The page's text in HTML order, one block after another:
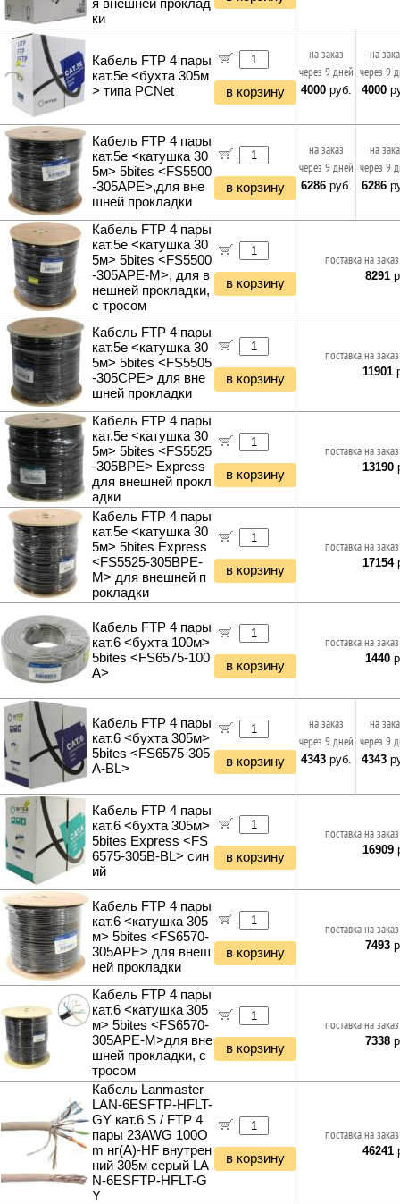
я внешней проклад
ки
Кабель FTP 4 пары
кат.5e <бухта 305м
> типа PCNet
в корзину
на заказ
через 9 дней
4000руб.
на
через 9
4000
Кабель FTP 4 пары
кат.5e <катушка 30
5м> 5bites <FS5500
-305APE>,для вне
шней прокладки
в корзину
на заказ
через 9 дней
6286руб.
на
через 9
6286
Кабель FTP 4 пары
кат.5e <катушка 30
5м> 5bites <FS5500
-305APE-M>, для в
нешней прокладки,
с тросом
в корзину
поставка на
8291
Кабель FTP 4 пары
кат.5e <катушка 30
5м> 5bites <FS5505
-305CPE> для вне
шней прокладки
в корзину
поставка на
11901
Кабель FTP 4 пары
кат.5e <катушка 30
5м> 5bites <FS5525
-305BPE> Express
для внешней прокл
адки
в корзину
поставка на
13190
Кабель FTP 4 пары
кат.5e <катушка 30
5м> 5bites Express
<FS5525-305BPE-
M> для внешней п
рокладки
в корзину
поставка на
17154
Кабель FTP 4 пары
кат.6 <бухта 100м>
5bites <FS6575-100
A>
в корзину
поставка на
1440
Кабель FTP 4 пары
кат.6 <бухта 305м>
5bites <FS6575-305
A-BL>
в корзину
на заказ
через 9 дней
4343руб.
на
через 9
4343
Кабель FTP 4 пары
кат.6 <бухта 305м>
5bites Express <FS
6575-305B-BL> син
ий
в корзину
поставка на
16909
Кабель FTP 4 пары
кат.6 <катушка 305
м> 5bites <FS6570-
305APE> для внеш
ней прокладки
в корзину
поставка на
7493
Кабель FTP 4 пары
кат.6 <катушка 305
м> 5bites <FS6570-
305APE-M>для вне
шней прокладки, с
тросом
в корзину
поставка на
7338
Кабель Lanmaster
LAN-6ESFTP-HFLT-
GY кат.6 S / FTP 4
пары 23AWG 100O
m нг(А)-HF внутрен
ний 305м серый LA
N-6ESFTP-HFLT-G
Y
в корзину
поставка на
46241